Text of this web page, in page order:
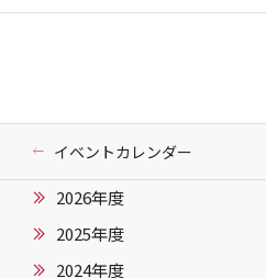
イベントカレンダー
2026年度
2025年度
2024年度